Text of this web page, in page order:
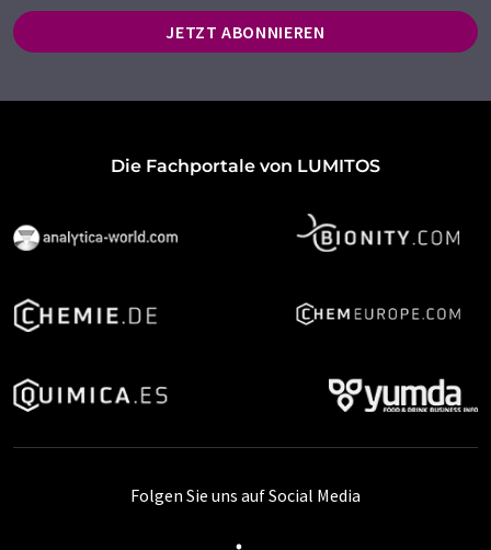
JETZT ABONNIEREN
Die Fachportale von LUMITOS
Folgen Sie uns auf Social Media